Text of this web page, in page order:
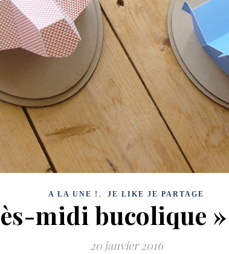
A LA UNE ! , JE LIKE JE PARTAGE
midi bucolique
20 janvier 2016